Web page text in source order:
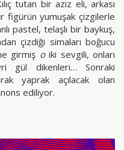
tutan bir aziz eli, arkası
figürün yumuşak çizgilerle
pastel, telaşlı bir baykuş,
çizdiği simaları boğucu
girmiş oiki sevgili, onları
gül dikenleri… Sonraki
yaprak açılacak olan
ediliyor.